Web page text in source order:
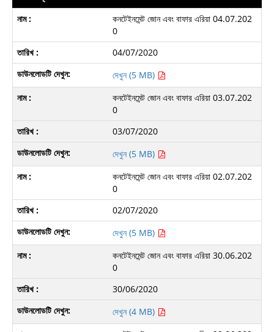
কনটেইনমেন্ট জোন এবং বাফার এরিয়া 04.07.202
0
04/07/2020
দেখুন (5 MB)
কনটেইনমেন্ট জোন এবং বাফার এরিয়া 03.07.202
0
03/07/2020
দেখুন (5 MB)
কনটেইনমেন্ট জোন এবং বাফার এরিয়া 02.07.202
0
02/07/2020
দেখুন (5 MB)
কনটেইনমেন্ট জোন এবং বাফার এরিয়া 30.06.202
0
30/06/2020
দেখুন (4 MB)